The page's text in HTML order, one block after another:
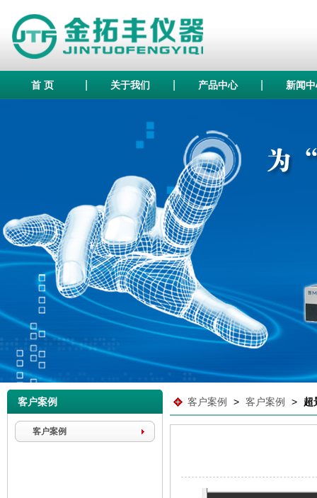
首 页 关于我们 产品中心 新闻
客户案例
客户案例
客户案例 > 客户案例 > 超